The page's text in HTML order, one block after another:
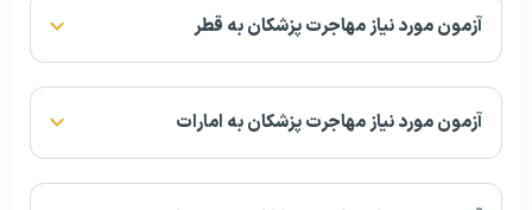
آزمون مورد نیاز مهاجرت پزشکان به قطر
آزمون مورد نیاز مهاجرت پزشکان به امارات